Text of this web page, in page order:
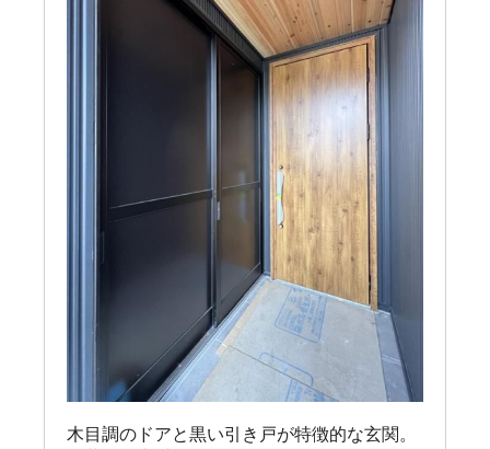
木目調のドアと黒い引き戸が特徴的な玄関。